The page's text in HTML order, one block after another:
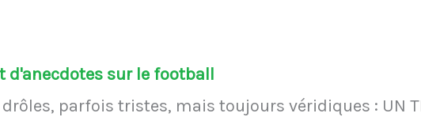
d'anecdotes sur le football
parfois tristes, mais toujours véridiques : UN